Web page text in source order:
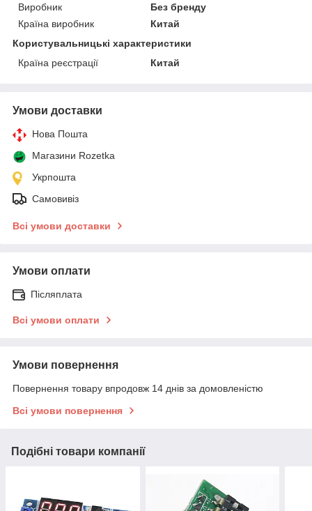
Виробник
Без бренду
Країна виробник
Китай
Користувальницькі характеристики
Країна реєстрації
Китай
Умови доставки
Нова Пошта
Магазини Rozetka
Укрпошта
Самовивіз
Всі умови доставки
Умови оплати
Післяплата
Всі умови оплати
Умови повернення
Повернення товару впродовж 14 днів за домовленістю
Всі умови повернення
Подібні товари компанії